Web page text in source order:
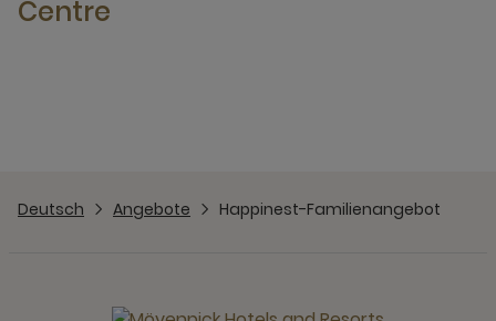
Centre
Deutsch Angebote Happinest-Familienangebot